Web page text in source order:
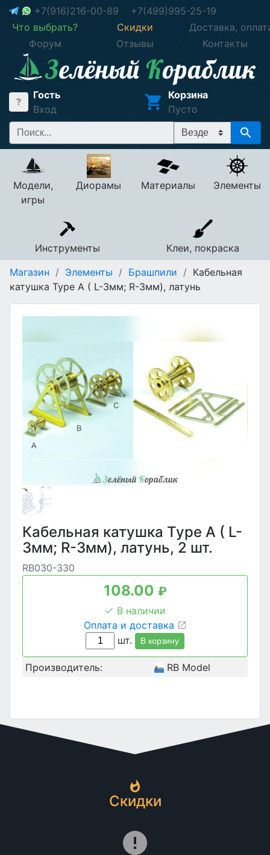
+7(916)216-00-89
+7(499)995-25-19
Что выбрать?
Скидки
Доставка,
Форум
Отзывы Контакты
Гость
Вход
Корзина
Пусто
Модели,
игры
Диорамы Материалы Элементы
Инструменты
Клеи, покраска
Магазин / Элементы / Брашпили / Кабельная
катушка Type A ( L-3мм; R-3мм), латунь
Кабельная катушка Type A ( L-
3мм; R-3мм), латунь, 2 шт.
RB030-330
108.00 ₽
В наличии
Оплата и доставка
шт.
В корзину
Производитель: RB Model
Скидки